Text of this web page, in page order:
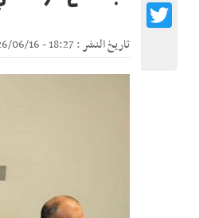
تاريخ النشر : 18:27 - 2026/06/16
Twitter